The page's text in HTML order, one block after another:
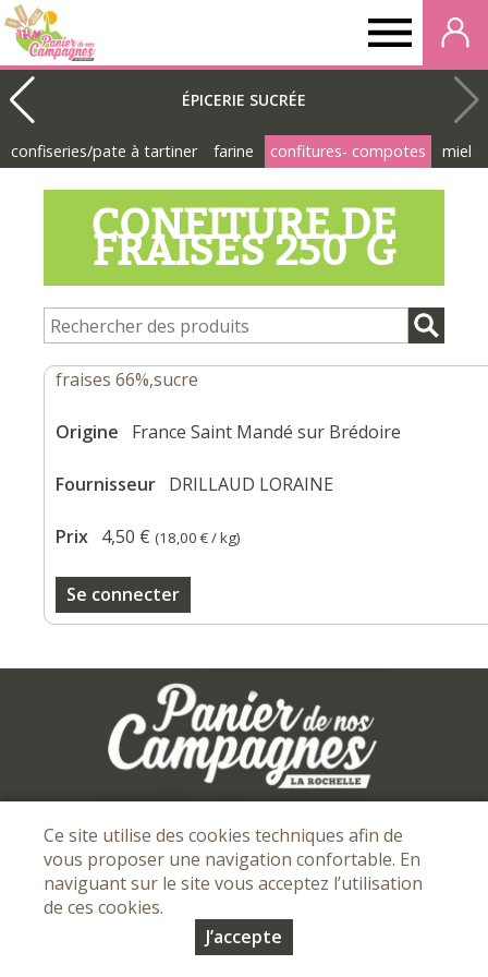
nos
campagnes
ÉPICERIE SUCRÉE
confiseries/pate à tartiner farine confitures- compotes miel
CONFITURE DE
FRAISES 250 G
fraises 66%,sucre
Origine France Saint Mandé sur Brédoire
Fournisseur DRILLAUD LORAINE
Prix 4,50 € (18,00 €/ kg)
Se connecter
Mentions légales Conditions Générales de vente
Protection des données personnelles
© Copyright 2026 - Panier de nos campagnes - Tous droits
réservés - Conception :
Ce site utilise des cookies techniques afin de
vous proposer une navigation confortable. En
naviguant sur le site vous acceptez l’utilisation
de ces cookies.
J’accepte